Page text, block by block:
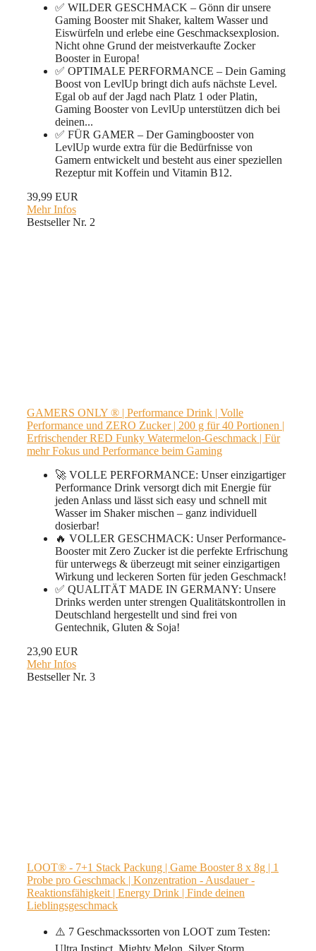
✅ WILDER GESCHMACK – Gönn dir unsere
Gaming Booster mit Shaker, kaltem Wasser und
Eiswürfeln und erlebe eine Geschmacksexplosion.
Nicht ohne Grund der meistverkaufte Zocker
Booster in Europa!
✅ OPTIMALE PERFORMANCE – Dein Gaming
Boost von LevlUp bringt dich aufs nächste Level.
Egal ob auf der Jagd nach Platz 1 oder Platin,
Gaming Booster von LevlUp unterstützen dich bei
deinen...
✅ FÜR GAMER – Der Gamingbooster von
LevlUp wurde extra für die Bedürfnisse von
Gamern entwickelt und besteht aus einer speziellen
Rezeptur mit Koffein und Vitamin B12.
39,99 EUR
Mehr Infos
Bestseller Nr. 2
GAMERS ONLY ® | Performance Drink | Volle
Performance und ZERO Zucker | 200 g für 40 Portionen |
Erfrischender RED Funky Watermelon-Geschmack | Für
mehr Fokus und Performance beim Gaming
🚀 VOLLE PERFORMANCE: Unser einzigartiger
Performance Drink versorgt dich mit Energie für
jeden Anlass und lässt sich easy und schnell mit
Wasser im Shaker mischen – ganz individuell
dosierbar!
🔥 VOLLER GESCHMACK: Unser Performance-
Booster mit Zero Zucker ist die perfekte Erfrischung
für unterwegs & überzeugt mit seiner einzigartigen
Wirkung und leckeren Sorten für jeden Geschmack!
✅ QUALITÄT MADE IN GERMANY: Unsere
Drinks werden unter strengen Qualitätskontrollen in
Deutschland hergestellt und sind frei von
Gentechnik, Gluten & Soja!
23,90 EUR
Mehr Infos
Bestseller Nr. 3
LOOT® - 7+1 Stack Packung | Game Booster 8 x 8g | 1
Probe pro Geschmack | Konzentration - Ausdauer -
Reaktionsfähigkeit | Energy Drink | Finde deinen
Lieblingsgeschmack
⚠️ 7 Geschmackssorten von LOOT zum Testen:
Ultra Instinct, Mighty Melon, Silver Storm,